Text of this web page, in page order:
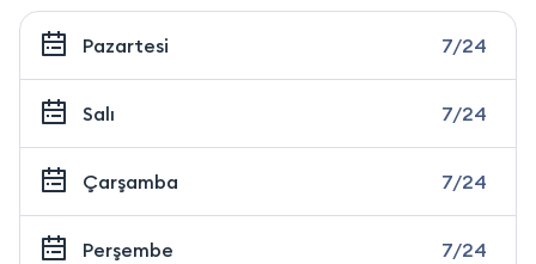
Pazartesi 7/24
Salı 7/24
Çarşamba 7/24
Perşembe 7/24